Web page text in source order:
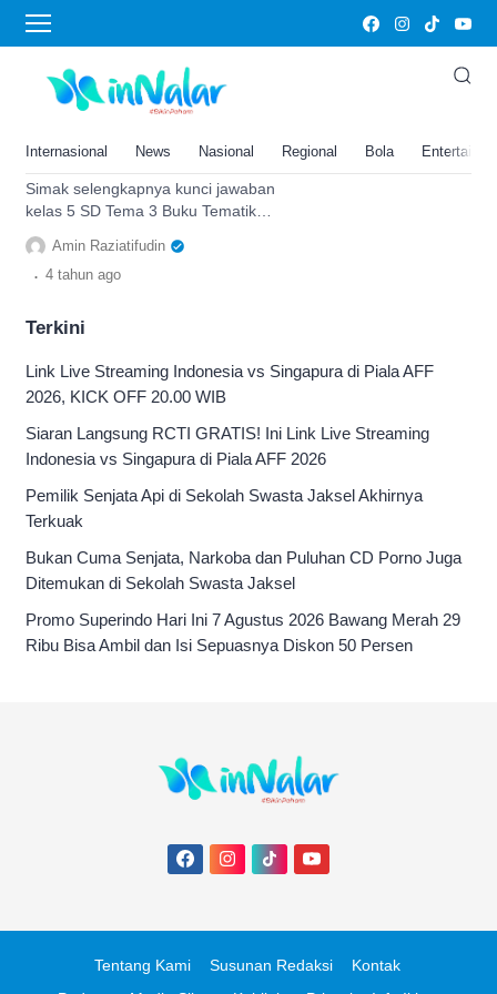
Internasional News Nasional Regional Bola
102
Kunci Jawaban Kelas 5 SD Tema
3 Buku Tematik Halaman 100 102
Sanggar Tari
Simak selengkapnya kunci jawaban
kelas 5 SD Tema 3 Buku Tematik
halaman 100 102 103 Subtema 3
Pembelajaran 4, sanggar tari.
Amin Raziatifudin
. 4 tahun ago
Terkini
Link Live Streaming Indonesia vs Singapura di Piala AFF
2026, KICK OFF 20.00 WIB
Siaran Langsung RCTI GRATIS! Ini Link Live Streaming
Indonesia vs Singapura di Piala AFF 2026
Pemilik Senjata Api di Sekolah Swasta Jaksel Akhirnya
Terkuak
Bukan Cuma Senjata, Narkoba dan Puluhan CD Porno Juga
Ditemukan di Sekolah Swasta Jaksel
Promo Superindo Hari Ini 7 Agustus 2026 Bawang Merah 29
Ribu Bisa Ambil dan Isi Sepuasnya Diskon 50 Persen
Tentang Kami Susunan Redaksi
Kontak